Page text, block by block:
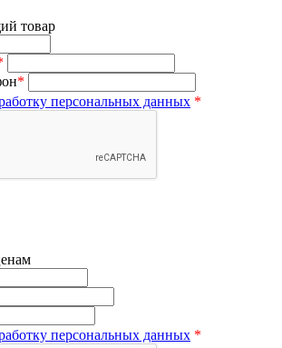
товар
*
персональных данных *
персональных данных *